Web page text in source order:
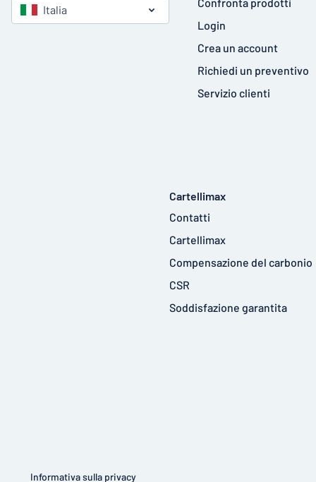
Italia
Login
Crea un account
Richiedi un preventivo
Servizio clienti
Cartellimax
Contatti
Cartellimax
Compensazione del carbonio
CSR
Soddisfazione garantita
Informativa sulla privacy